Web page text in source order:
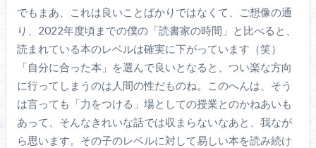
でもまあ、これは良いことばかりではなくて、ご想像の通
り、2022年度頃までの僕の「読書家の時間」と比べると、
読まれている本のレベルは確実に下がっています（笑）
「自分に合った本」を選んで良いとなると、つい楽な方向
に行ってしまうのは人間の性だものね。このへんは、そう
は言っても「力をつける」場としての授業とのかねあいも
あって、そんなきれいな話では収まらないなあと、我なが
ら思います。その子のレベルに対して易しい本を読み続け